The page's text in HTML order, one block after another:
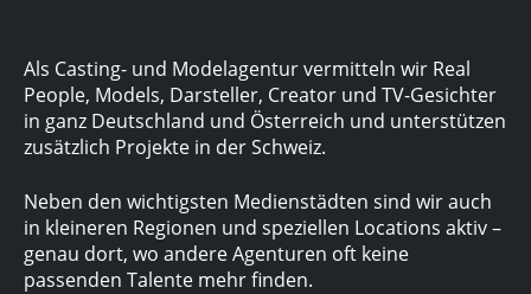
Als Casting- und Modelagentur vermitteln wir Real
People, Models, Darsteller, Creator und TV-Gesichter
in ganz Deutschland und Österreich und unterstützen
zusätzlich Projekte in der Schweiz.
Neben den wichtigsten Medienstädten sind wir auch
in kleineren Regionen und speziellen Locations aktiv –
genau dort, wo andere Agenturen oft keine
passenden Talente mehr finden.